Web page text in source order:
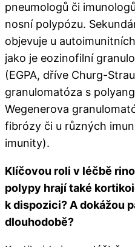
pneumologů či
nosní polypózu.
objevuje u
jako je eozinofilní
(EGPA, dříve Churg-
granulomatóza s
Wegenerova
fibrózy či u různých
imunity).
Klíčovou roli v léčbě
polypy hrají také
k dispozici? A dokážou
dlouhodobě?